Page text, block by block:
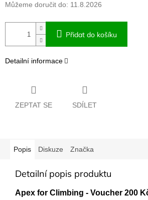
Můžeme doručit do: 11.8.2026
Přidat do košíku
Detailní informace
ZEPTAT SE SDÍLET
Popis Diskuze Značka
Detailní popis produktu
Apex for Climbing - Voucher 200